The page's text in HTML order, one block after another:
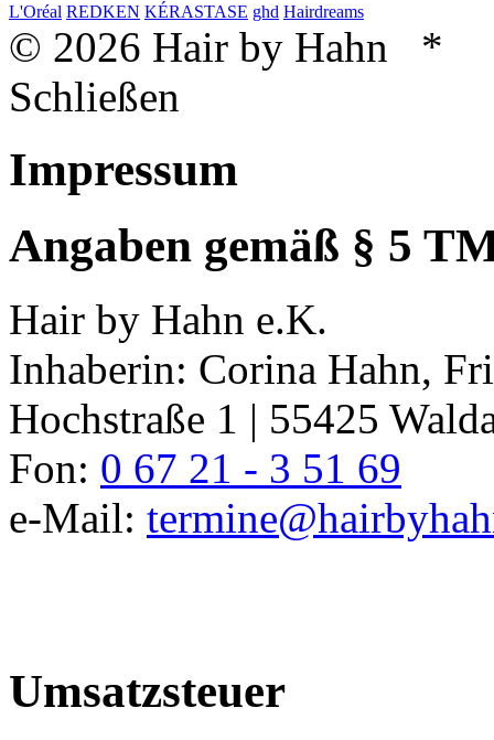
L'Oréal REDKEN KÉRASTASE ghd Hairdreams
© 2026 Hair by Hahn *
Schließen
Impressum
Angaben gemäß § 5
Hair by Hahn e.K.
Inhaberin: Corina Hahn,
Hochstraße 1 | 55425
Fon: 0 67 21 - 3 51 69
e-Mail:
Umsatzsteuer